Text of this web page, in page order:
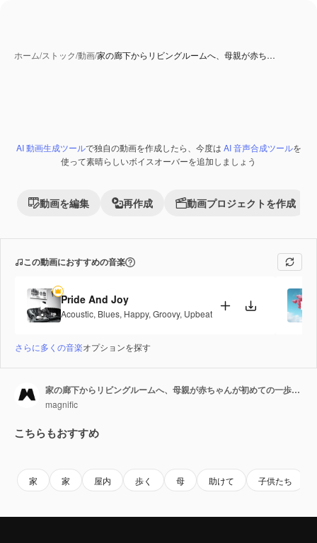
ホーム/ストック/動画/家の廊下からリビングルームへ、母親が赤ち…
AI 動画生成ツールで独自の動画を作成したら、今度は AI 音声合成ツールを
使って素晴らしいボイスオーバーを追加しましょう
動画を編集 再作成 動画プロジェクトを作成
この動画におすすめの音楽
Pride And Joy
Acoustic, Blues, Happy, Groovy, Upbeat
さらに多くの音楽オプションを探す
家の廊下からリビングルームへ、母親が赤ちゃんが初めての一歩を踏み出すのを手伝っている
magnific
こちらもおすすめ
家 家 屋内 歩く 母 助けて 子供たち